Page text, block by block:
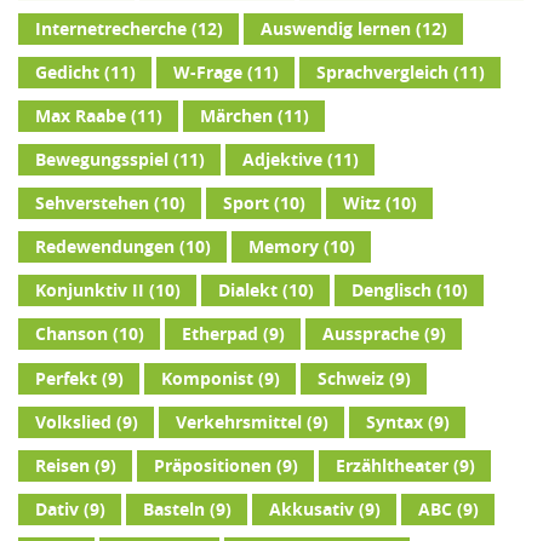
Internetrecherche(12) Auswendig lernen(12)
Gedicht(11) W-Frage(11) Sprachvergleich(11)
Max Raabe(11) Märchen(11)
Bewegungsspiel(11) Adjektive(11)
Sehverstehen(10) Sport(10) Witz(10)
Redewendungen(10) Memory(10)
Konjunktiv II (10) Dialekt(10) Denglisch(10)
Chanson(10) Etherpad (9) Aussprache(9)
Perfekt(9) Komponist(9) Schweiz(9)
Volkslied (9) Verkehrsmittel(9) Syntax(9)
Reisen(9) Präpositionen(9) Erzähltheater(9)
Dativ(9) Basteln(9) Akkusativ(9) ABC (9)